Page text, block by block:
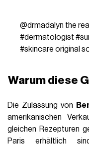
@drmadalyn the
#dermatologist
#skincare original
Warum diese
Die Zulassung von
amerikanischen
gleichen Rezepturen
Paris erhältlich